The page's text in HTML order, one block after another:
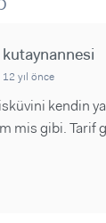
kutaynannesi
12 yıl önce
kendin
mis gibi. Tarif